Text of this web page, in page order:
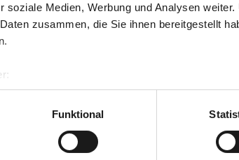
soziale Medien, Werbung und Analysen
zusammen, die Sie ihnen bereitgestellt
& Co KG
Funktional
10:00
Gegevens